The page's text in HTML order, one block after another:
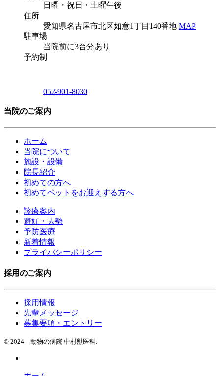
日曜・祝日・土曜午後
住所
愛知県名古屋市北区如意1丁目140番地 MAP
駐車場
当院前に3台分あり
予約制
052-901-8030
当院のご案内
ホーム
当院について
施設・設備
院長紹介
初めての方へ
初めてペットをお迎えする方へ
診療案内
避妊・去勢
予防医療
新着情報
プライバシーポリシー
採用のご案内
採用情報
先輩メッセージ
募集要項・エントリー
© 2024 動物の病院 中村獣医科.